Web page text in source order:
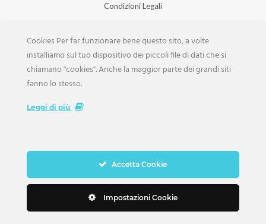
Condizioni Legali
Iscrizione Aziende
Scarica la Rivista
Cookies Per far funzionare bene questo sito, a volte
installiamo sul tuo dispositivo dei piccoli file di dati che si
chiamano "cookies". Anche la maggior parte dei grandi siti
fanno lo stesso.
Leggi di più
Accetta Cookie
Impostazioni Cookie